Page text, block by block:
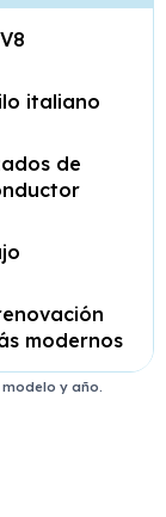
italiano
de
modernos
y año.